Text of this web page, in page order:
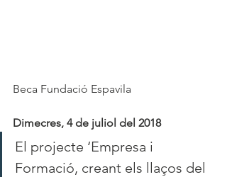
Beca Fundació Espavila
Dimecres, 4 de juliol del 2018
El projecte ‘Empresa i
Formació, creant els llaços del